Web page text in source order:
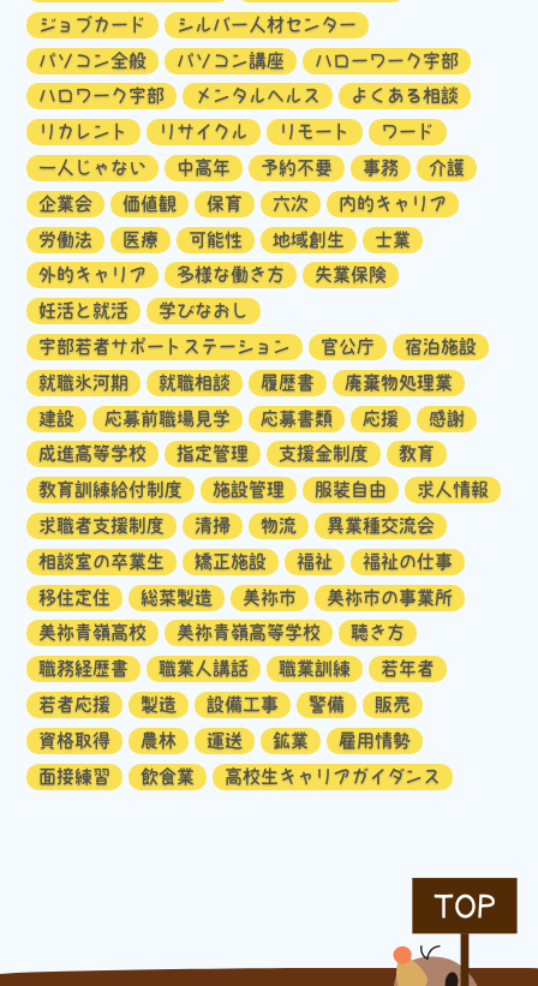
ジョブカード
シルバー人材センター
パソコン全般
パソコン講座
ハローワーク宇部
ハロワーク宇部
メンタルヘルス
よくある相談
リカレント
リサイクル リモート
ワード
一人じゃない
中高年 予約不要 事務
介護
企業会
価値観 保育 六次
内的キャリア
労働法
医療 可能性 地域創生
士業
外的キャリア
多様な働き方
失業保険
妊活と就活
学びなおし
宇部若者サポートステーション
官公庁
宿泊施設
就職氷河期
就職相談 履歴書
廃棄物処理業
建設
応募前職場見学 応募書類 応援
感謝
成進高等学校
指定管理 支援金制度
教育
教育訓練給付制度
施設管理 服装自由
求人情報
求職者支援制度
清掃 物流
異業種交流会
相談室の卒業生
矯正施設 福祉
福祉の仕事
移住定住
総菜製造 美祢市
美祢市の事業所
美祢青嶺高校
美祢青嶺高等学校
聴き方
職務経歴書
職業人講話 職業訓練
若年者
若者応援
製造 設備工事 警備
販売
資格取得
農林 運送 鉱業
雇用情勢
面接練習
飲食業 高校生キャリアガイダンス
TOP